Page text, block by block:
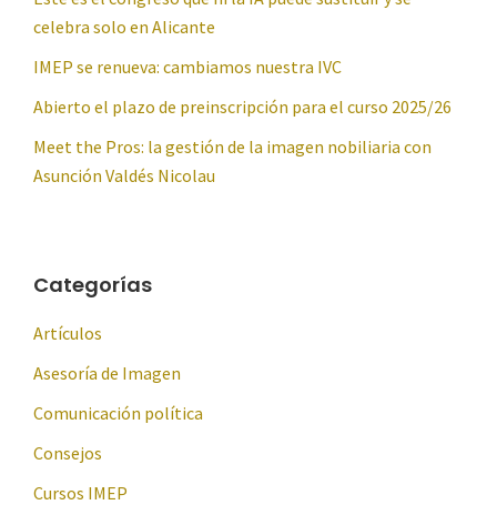
celebra solo en Alicante
IMEP se renueva: cambiamos nuestra IVC
Abierto el plazo de preinscripción para el curso 2025/26
Meet the Pros: la gestión de la imagen nobiliaria con
Asunción Valdés Nicolau
Categorías
Artículos
Asesoría de Imagen
Comunicación política
Consejos
Cursos IMEP